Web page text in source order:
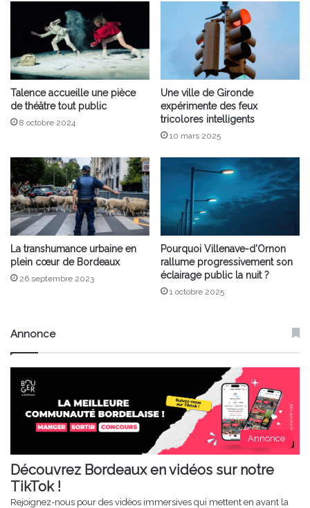
Talence accueille une pièce
de théâtre tout public
8 octobre 2024
Une ville de Gironde
expérimente des feux
tricolores intelligents
10 mars 2025
La transhumance urbaine en
plein cœur de Bordeaux
26 septembre 2023
Pourquoi Villenave-d’Ornon
rallume progressivement son
éclairage public la nuit ?
1 octobre 2025
Annonce
Annonce
Découvrez Bordeaux en vidéos sur notre
TikTok !
Rejoignez-nous pour des vidéos immersives qui mettent en avant la